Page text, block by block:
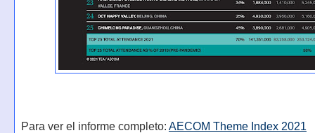
Para ver el informe completo: AECOM Theme Index 2021